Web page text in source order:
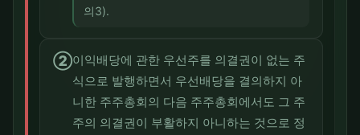
의3).
②이익배당에 관한 우선주를 의결권이 없는 주
식으로 발행하면서 우선배당을 결의하지 아
니한 주주총회의 다음 주주총회에서도 그 주
주의 의결권이 부활하지 아니하는 것으로 정